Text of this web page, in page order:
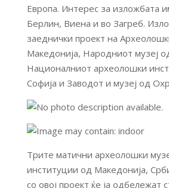
Европа. Интерес за изложбата
Берлин, Виена и во Загреб.
заеднички проект на
Македонија, Народниот музеј
Националниот археолошки
Софија и Заводот и музеј од
Трите матични археолошки
институции од Македонија,
со овој проект ќе ја одбележат